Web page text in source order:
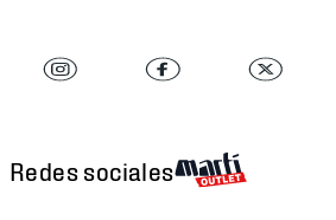
Redes sociales